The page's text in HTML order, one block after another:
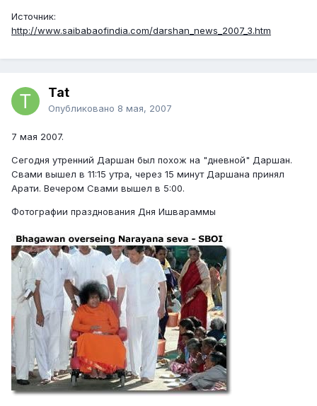
Источник:
http://www.saibabaofindia.com/darshan_news_2007_3.htm
Tat
Опубликовано 8 мая, 2007
7 мая 2007.
Сегодня утренний Даршан был похож на "дневной" Даршан.
Свами вышел в 11:15 утра, через 15 минут Даршана принял
Арати. Вечером Свами вышел в 5:00.
Фотографии празднования Дня Ишвараммы